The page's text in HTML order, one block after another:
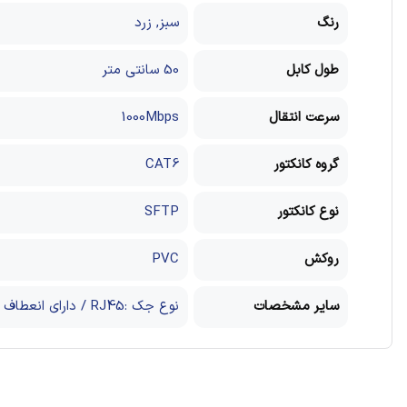
رنگ سبز, زرد
طول کابل 50 سانتی متر
سرعت انتقال 1000Mbps
گروه کانکتور CAT6
نوع کانکتور SFTP
روکش PVC
سایر مشخصات نوع جک :RJ45 / دارای انعطاف پذیری بالا / جنس کانکتور فلزی / دارای پین باروکش طلا